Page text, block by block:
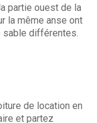
partie ouest de la
la même anse ont
sable différentes.
de location en